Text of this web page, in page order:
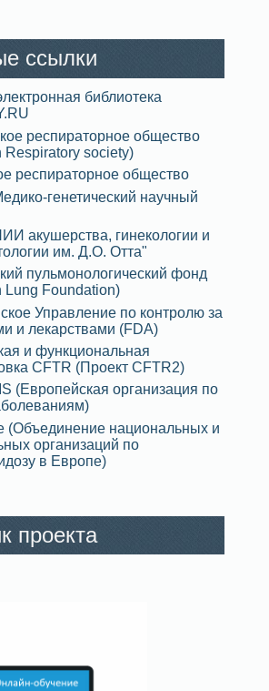
ссылки
библиотека
респираторное общество
Respiratory society)
респираторное общество
генетический научный
акушерства, гинекологии и
им. Д.О. Отта"
пульмонологический фонд
Lung Foundation)
Управление по контролю за
и лекарствами (FDA)
и функциональная
CFTR (Проект CFTR2)
(Европейская организация по
(Объединение национальных и
организаций по
в Европе)
проекта